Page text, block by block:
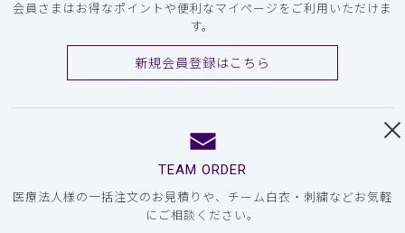
会員さまはお得なポイントや便利なマイページをご利用いただけま
す。
新規会員登録はこちら
TEAM ORDER
医療法人様の一括注文のお見積りや、チーム白衣・刺繍などお気軽
にご相談ください。